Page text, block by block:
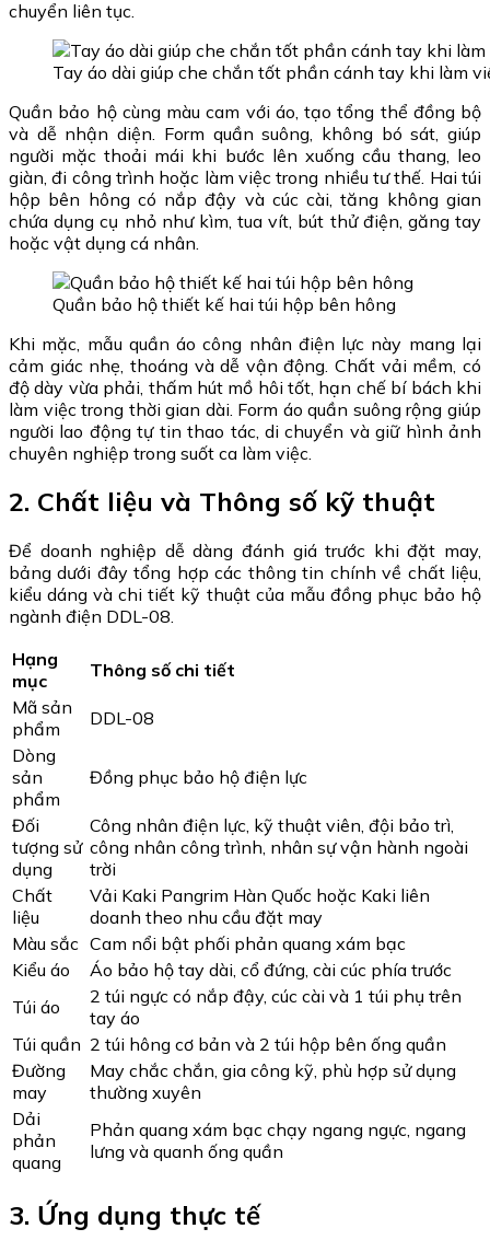
chuyển liên tục.
Tay áo dài giúp che chắn tốt phần cánh tay khi làm
Quần bảo hộ cùng màu cam với áo, tạo tổng thể đồng bộ
và dễ nhận diện. Form quần suông, không bó sát, giúp
người mặc thoải mái khi bước lên xuống cầu thang, leo
giàn, đi công trình hoặc làm việc trong nhiều tư thế. Hai túi
hộp bên hông có nắp đậy và cúc cài, tăng không gian
chứa dụng cụ nhỏ như kìm, tua vít, bút thử điện, găng tay
hoặc vật dụng cá nhân.
Quần bảo hộ thiết kế hai túi hộp bên hông
Khi mặc, mẫu quần áo công nhân điện lực này mang lại
cảm giác nhẹ, thoáng và dễ vận động. Chất vải mềm, có
độ dày vừa phải, thấm hút mồ hôi tốt, hạn chế bí bách khi
làm việc trong thời gian dài. Form áo quần suông rộng giúp
người lao động tự tin thao tác, di chuyển và giữ hình ảnh
chuyên nghiệp trong suốt ca làm việc.
2. Chất liệu và Thông số kỹ thuật
Để doanh nghiệp dễ dàng đánh giá trước khi đặt may,
bảng dưới đây tổng hợp các thông tin chính về chất liệu,
kiểu dáng và chi tiết kỹ thuật của mẫu đồng phục bảo hộ
ngành điện DDL-08.
Hạng
mục
Thông số chi tiết
Mã sản
phẩm
DDL-08
Dòng
sản
phẩm
Đồng phục bảo hộ điện lực
Đối
tượng sử
dụng
Công nhân điện lực, kỹ thuật viên, đội bảo trì,
công nhân công trình, nhân sự vận hành ngoài
trời
Chất
liệu
Vải Kaki Pangrim Hàn Quốc hoặc Kaki liên
doanh theo nhu cầu đặt may
Màu sắc Cam nổi bật phối phản quang xám bạc
Kiểu áo
Áo bảo hộ tay dài, cổ đứng, cài cúc phía trước
Túi áo
2 túi ngực có nắp đậy, cúc cài và 1 túi phụ trên
tay áo
Túi quần 2 túi hông cơ bản và 2 túi hộp bên ống quần
Đường
may
May chắc chắn, gia công kỹ, phù hợp sử dụng
thường xuyên
Dải
phản
quang
Phản quang xám bạc chạy ngang ngực, ngang
lưng và quanh ống quần
3. Ứng dụng thực tế